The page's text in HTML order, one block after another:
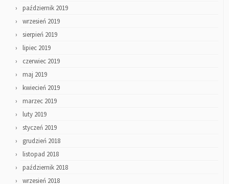
październik 2019
wrzesień 2019
sierpień 2019
lipiec 2019
czerwiec 2019
maj 2019
kwiecień 2019
marzec 2019
luty 2019
styczeń 2019
grudzień 2018
listopad 2018
październik 2018
wrzesień 2018